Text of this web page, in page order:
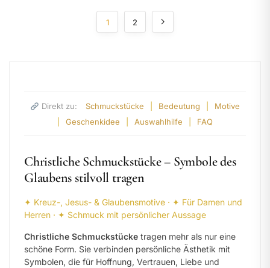
1 2
Direkt zu: Schmuckstücke Bedeutung
Motive
Geschenkidee Auswahlhilfe FAQ
Christliche Schmuckstücke – Symbole des
Glaubens stilvoll tragen
✦ Kreuz-, Jesus- & Glaubensmotive · ✦ Für Damen und
Herren · ✦ Schmuck mit persönlicher Aussage
Christliche Schmuckstücke tragen mehr als nur eine
schöne Form. Sie verbinden persönliche Ästhetik mit
Symbolen, die für Hoffnung, Vertrauen, Liebe und